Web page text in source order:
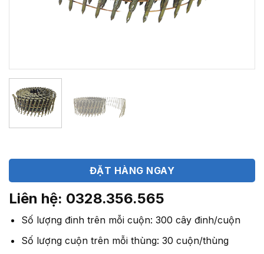
ĐẶT HÀNG NGAY
Liên hệ: 0328.356.565
Số lượng đinh trên mỗi cuộn: 300 cây đinh/cuộn
Số lượng cuộn trên mỗi thùng: 30 cuộn/thùng